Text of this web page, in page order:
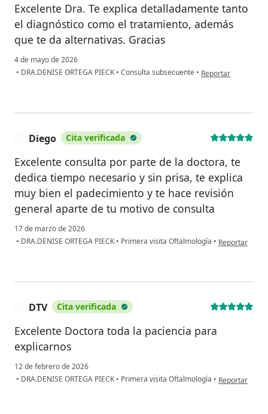
Excelente Dra. Te explica detalladamente tanto
el diagnóstico como el tratamiento, además
que te da alternativas. Gracias
4 de mayo de 2026
• DRA.DENISE ORTEGA PIECK • Consulta subsecuente • en opinión del
Reportar
Diego Cita verificada
Excelente consulta por parte de la doctora, te
dedica tiempo necesario y sin prisa, te explica
muy bien el padecimiento y te hace revisión
general aparte de tu motivo de consulta
17 de marzo de 2026
• DRA.DENISE ORTEGA PIECK • Primera visita Oftalmología • en opinión del
Reportar
DTV Cita verificada
Excelente Doctora toda la paciencia para
explicarnos
12 de febrero de 2026
• DRA.DENISE ORTEGA PIECK • Primera visita Oftalmología • en opinión del
Reportar